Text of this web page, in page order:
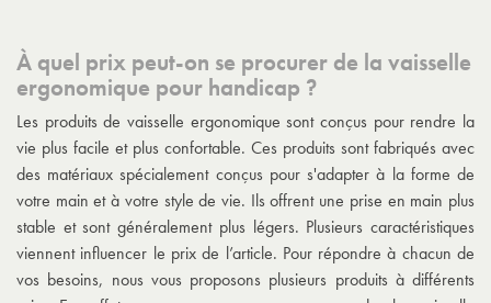
À quel prix peut-on se procurer de la vaisselle
ergonomique pour handicap ?
Les produits de vaisselle ergonomique sont conçus pour rendre la
vie plus facile et plus confortable. Ces produits sont fabriqués avec
des matériaux spécialement conçus pour s'adapter à la forme de
votre main et à votre style de vie. Ils offrent une prise en main plus
stable et sont généralement plus légers. Plusieurs caractéristiques
viennent influencer le prix de l’article. Pour répondre à chacun de
vos besoins, nous vous proposons plusieurs produits à différents